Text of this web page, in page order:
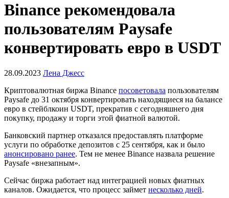
Binance рекомендовала
пользователям Paysafe
конвертировать евро в USDT
28.09.2023 Лена Джесс
Криптовалютная биржа Binance посоветовала пользователям
Paysafe до 31 октября конвертировать находящиеся на балансе
евро в стейблкоин USDT, прекратив с сегодняшнего дня
покупку, продажу и торги этой фиатной валютой.
Банковский партнер отказался предоставлять платформе
услуги по обработке депозитов с 25 сентября, как и было
анонсировано ранее. Тем не менее Binance назвала решение
Paysafe «внезапным».
Сейчас биржа работает над интеграцией новых фиатных
каналов. Ожидается, что процесс займет несколько дней.